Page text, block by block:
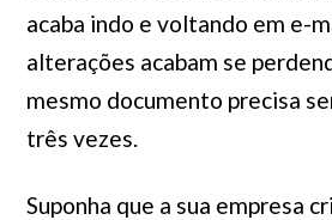
acaba indo e voltando em e-
alterações acabam se
mesmo documento precisa
três vezes.
Suponha que a sua empresa